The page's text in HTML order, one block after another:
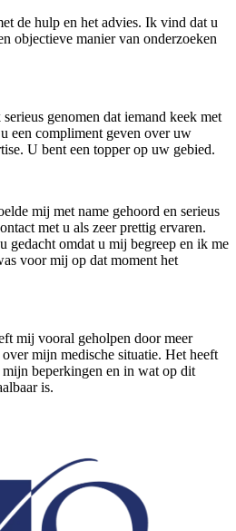
de hulp en het advies. Ik vind dat u
objectieve manier van onderzoeken
genomen dat iemand keek met
een compliment geven over uw
U bent een topper op uw gebied.
mij met name gehoord en serieus
met u als zeer prettig ervaren.
gedacht omdat u mij begreep en ik me
voor mij op dat moment het
mij vooral geholpen door meer
mijn medische situatie. Het heeft
beperkingen en in wat op dit
is.